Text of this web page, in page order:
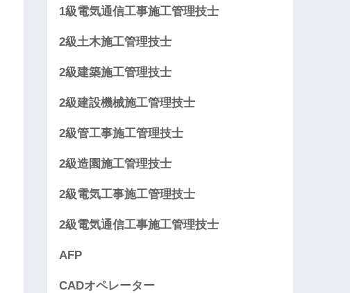
1級電気通信工事施工管理技士
2級土木施工管理技士
2級建築施工管理技士
2級建設機械施工管理技士
2級管工事施工管理技士
2級造園施工管理技士
2級電気工事施工管理技士
2級電気通信工事施工管理技士
AFP
CADオペレーター